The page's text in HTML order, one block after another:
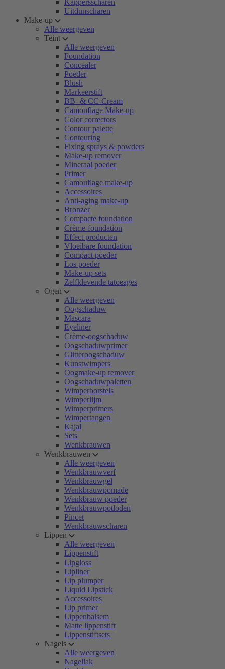
Kappersscharen
Uitdunscharen
Make-up
Alle weergeven
Teint
Alle weergeven
Foundation
Concealer
Poeder
Blush
Markeerstift
BB- & CC-Cream
Camouflage Make-up
Color correctors
Contour palette
Contouring
Fixing sprays & powders
Make-up remover
Mineraal poeder
Primer
Camouflage make-up
Accessoires
Anti-aging make-up
Bronzer
Compacte foundation
Crème-foundation
Effect producten
Vloeibare foundation
Compact poeder
Los poeder
Make-up sets
Zelfklevende tatoeages
Ogen
Alle weergeven
Oogschaduw
Mascara
Eyeliner
Crème-oogschaduw
Oogschaduwprimer
Glitteroogschaduw
Kunstwimpers
Oogmake-up remover
Oogschaduwpaletten
Wimperborstels
Wimperlijm
Wimperprimers
Wimpertangen
Kajal
Sets
Wenkbrauwen
Wenkbrauwen
Alle weergeven
Wenkbrauwverf
Wenkbrauwgel
Wenkbrauwpomade
Wenkbrauw poeder
Wenkbrauwpotloden
Pincet
Wenkbrauwscharen
Lippen
Alle weergeven
Lippenstift
Lipgloss
Lipliner
Lip plumper
Liquid Lipstick
Accessoires
Lip primer
Lippenbalsem
Matte lippenstift
Lippenstiftsets
Nagels
Alle weergeven
Nagellak